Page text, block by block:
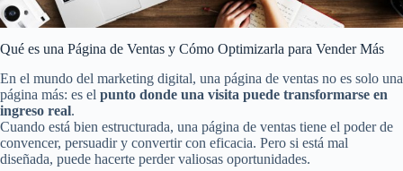
Qué es una Página de Ventas y Cómo Optimizarla para Vender Más
En el mundo del marketing digital, una página de ventas no es solo una
página más: es el punto donde una visita puede transformarse en
ingreso real.
Cuando está bien estructurada, una página de ventas tiene el poder de
convencer, persuadir y convertir con eficacia. Pero si está mal
diseñada, puede hacerte perder valiosas oportunidades.